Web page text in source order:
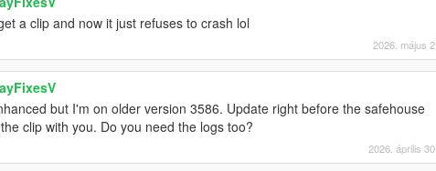
a clip and now it just refuses to crash lol
2026. május 2.
but I'm on older version 3586. Update right before the safehouse
clip with you. Do you need the logs too?
2026. április 30.